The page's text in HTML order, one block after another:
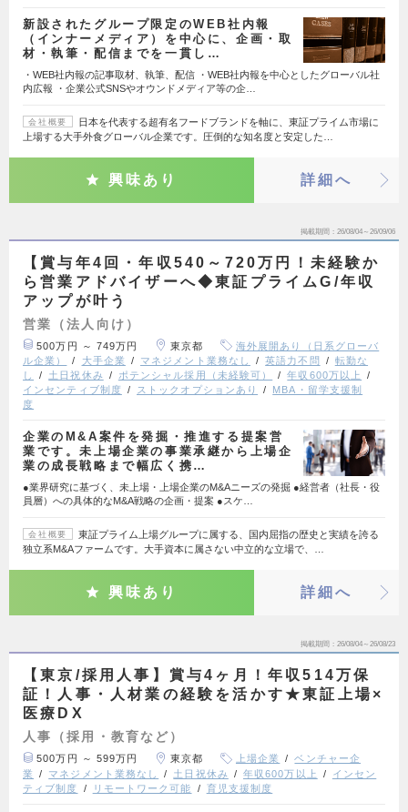
新設されたグループ限定のWEB社内報
（インナーメディア）を中心に、企画・取
材・執筆・配信までを一貫し…
・WEB社内報の記事取材、執筆、配信 ・WEB社内報を中心としたグローバル社
内広報 ・企業公式SNSやオウンドメディア等の企…
会社概要
日本を代表する超有名フードブランドを軸に、東証プライム市場に
上場する大手外食グローバル企業です。圧倒的な知名度と安定した…
興味あり 詳細へ
掲載期間 26/08/04～26/09/06
【賞与年4回・年収540～720万円！未経験か
ら営業アドバイザーへ◆東証プライムG/年収
アップが叶う
営業（法人向け）
500万円 ～ 749万円 東京都
海外展開あり（日系グローバ
ル企業）
大手企業 マネジメント業務なし 英語力不問
転勤な
し
土日祝休み ポテンシャル採用（未経験可）
年収600万以上
インセンティブ制度
ストックオプションあり
MBA・留学支援制
度
企業のM&A案件を発掘・推進する提案営
業です。未上場企業の事業承継から上場企
業の成長戦略まで幅広く携…
●業界研究に基づく、未上場・上場企業のM&Aニーズの発掘 ●経営者（社長・役
員層）への具体的なM&A戦略の企画・提案 ●スケ…
会社概要
東証プライム上場グループに属する、国内屈指の歴史と実績を誇る
独立系M&Aファームです。大手資本に属さない中立的な立場で、…
興味あり 詳細へ
掲載期間 26/08/04～26/08/23
【東京/採用人事】賞与4ヶ月！年収514万保
証！人事・人材業の経験を活かす★東証上場×
医療DX
人事（採用・教育など）
500万円 ～ 599万円 東京都 上場企業
ベンチャー企
業
マネジメント業務なし 土日祝休み 年収600万以上
インセン
ティブ制度
リモートワーク可能 育児支援制度